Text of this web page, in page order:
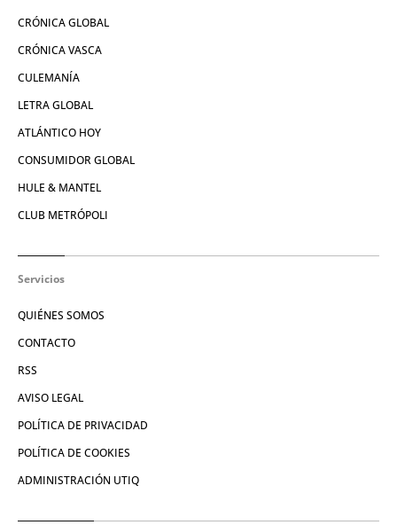
CRÓNICA GLOBAL
CRÓNICA VASCA
CULEMANÍA
LETRA GLOBAL
ATLÁNTICO HOY
CONSUMIDOR GLOBAL
HULE & MANTEL
CLUB METRÓPOLI
Servicios
QUIÉNES SOMOS
CONTACTO
RSS
AVISO LEGAL
POLÍTICA DE PRIVACIDAD
POLÍTICA DE COOKIES
ADMINISTRACIÓN UTIQ